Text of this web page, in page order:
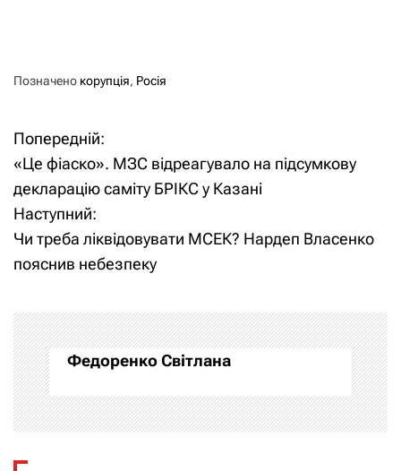
Позначено корупція, Росія
Н
а
в
і
а
ц
і
Попередній:
«Це фіаско». МЗС відреагувало на підсумкову
декларацію саміту БРІКС у Казані
Наступний:
Чи треба ліквідовувати МСЕК? Нардеп Власенко
пояснив небезпеку
Федоренко Світлана